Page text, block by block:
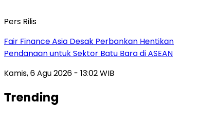
Pers Rilis
Fair Finance Asia Desak Perbankan Hentikan
Pendanaan untuk Sektor Batu Bara di ASEAN
Kamis, 6 Agu 2026 - 13:02 WIB
Trending